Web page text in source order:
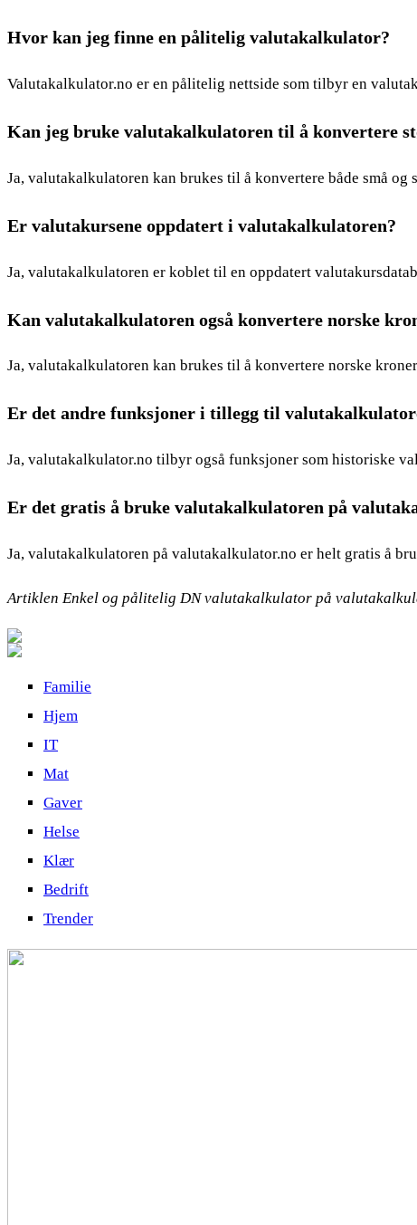
Hvor kan jeg finne en pålitelig valutakalkulator?
Valutakalkulator.no er en pålitelig nettside som tilbyr en
Kan jeg bruke valutakalkulatoren til å konvertere
Ja, valutakalkulatoren kan brukes til å konvertere både små
Er valutakursene oppdatert i valutakalkulatoren?
Ja, valutakalkulatoren er koblet til en oppdatert
Kan valutakalkulatoren også konvertere norske
Ja, valutakalkulatoren kan brukes til å konvertere norske
Er det andre funksjoner i tillegg til
Ja, valutakalkulator.no tilbyr også funksjoner som historiske
Er det gratis å bruke valutakalkulatoren på
Ja, valutakalkulatoren på valutakalkulator.no er helt gratis å
Artiklen Enkel og pålitelig DN valutakalkulator på
Familie
Hjem
IT
Mat
Gaver
Helse
Klær
Bedrift
Trender